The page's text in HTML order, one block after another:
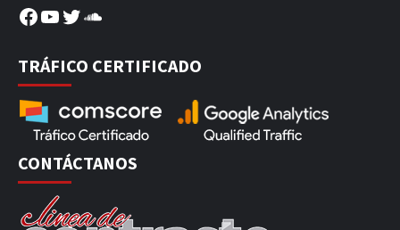
Facebook
YouTube
Twitter
SoundCloud
TRÁFICO CERTIFICADO
CONTÁCTANOS